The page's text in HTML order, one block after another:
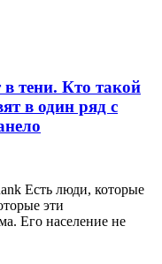
тени. Кто такой
в один ряд с
Есть люди, которые
эти
Его население не